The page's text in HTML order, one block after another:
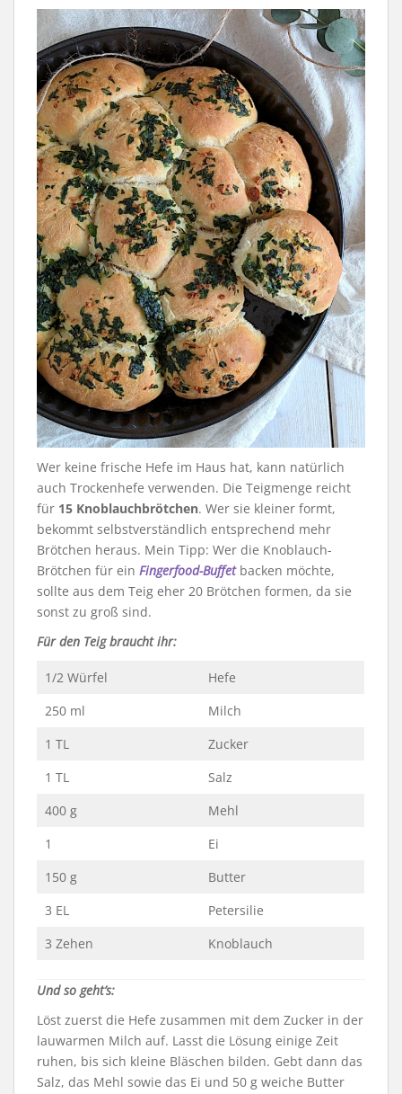
Wer keine frische Hefe im Haus hat, kann natürlich
auch Trockenhefe verwenden. Die Teigmenge reicht
für 15 Knoblauchbrötchen. Wer sie kleiner formt,
bekommt selbstverständlich entsprechend mehr
Brötchen heraus. Mein Tipp: Wer die Knoblauch-
Brötchen für ein Fingerfood-Buffetbacken möchte,
sollte aus dem Teig eher 20 Brötchen formen, da sie
sonst zu groß sind.
Für den Teig braucht ihr:
1/2 Würfel
Hefe
250 ml
Milch
1 TL
Zucker
1 TL
Salz
400 g
Mehl
1
Ei
150 g
Butter
3 EL
Petersilie
3 Zehen
Knoblauch
Und so geht’s:
Löst zuerst die Hefe zusammen mit dem Zucker in der
lauwarmen Milch auf. Lasst die Lösung einige Zeit
ruhen, bis sich kleine Bläschen bilden. Gebt dann das
Salz, das Mehl sowie das Ei und 50 g weiche Butter